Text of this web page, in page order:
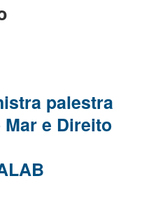
palestra
e Direito